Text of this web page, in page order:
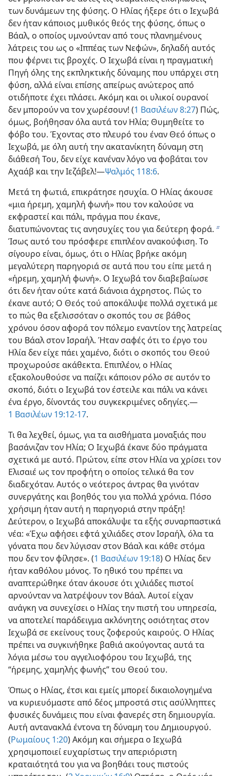
των δυνάμεων της φύσης. Ο Ηλίας ήξερε ότι ο Ιεχωβά
δεν ήταν κάποιος μυθικός θεός της φύσης, όπως ο
Βάαλ, ο οποίος υμνούνταν από τους πλανημένους
λάτρεις του ως ο «Ιππέας των Νεφών», δηλαδή αυτός
που φέρνει τις βροχές. Ο Ιεχωβά είναι η πραγματική
Πηγή όλης της εκπληκτικής δύναμης που υπάρχει στη
φύση, αλλά είναι επίσης απείρως ανώτερος από
οτιδήποτε έχει πλάσει. Ακόμη και οι υλικοί ουρανοί
δεν μπορούν να τον χωρέσουν! (1 Βασιλέων 8:27) Πώς,
όμως, βοήθησαν όλα αυτά τον Ηλία; Θυμηθείτε το
φόβο του. Έχοντας στο πλευρό του έναν Θεό όπως ο
Ιεχωβά, με όλη αυτή την ακατανίκητη δύναμη στη
διάθεσή Του, δεν είχε κανέναν λόγο να φοβάται τον
Αχαάβ και την Ιεζάβελ!​—Ψαλμός 118:6.
Μετά τη φωτιά, επικράτησε ησυχία. Ο Ηλίας άκουσε
«μια ήρεμη, χαμηλή φωνή» που τον καλούσε να
εκφραστεί και πάλι, πράγμα που έκανε,
διατυπώνοντας τις ανησυχίες του για δεύτερη φορά. b
Ίσως αυτό του πρόσφερε επιπλέον ανακούφιση. Το
σίγουρο είναι, όμως, ότι ο Ηλίας βρήκε ακόμη
μεγαλύτερη παρηγοριά σε αυτά που του είπε μετά η
«ήρεμη, χαμηλή φωνή». Ο Ιεχωβά τον διαβεβαίωσε
ότι δεν ήταν ούτε κατά διάνοια άχρηστος. Πώς το
έκανε αυτό; Ο Θεός τού αποκάλυψε πολλά σχετικά με
το πώς θα εξελισσόταν ο σκοπός του σε βάθος
χρόνου όσον αφορά τον πόλεμο εναντίον της λατρείας
του Βάαλ στον Ισραήλ. Ήταν σαφές ότι το έργο του
Ηλία δεν είχε πάει χαμένο, διότι ο σκοπός του Θεού
προχωρούσε ακάθεκτα. Επιπλέον, ο Ηλίας
εξακολουθούσε να παίζει κάποιον ρόλο σε αυτόν το
σκοπό, διότι ο Ιεχωβά τον έστειλε και πάλι να κάνει
ένα έργο, δίνοντάς του συγκεκριμένες οδηγίες.​—
1 Βασιλέων 19:12-17.
Τι θα λεχθεί, όμως, για τα αισθήματα μοναξιάς που
βασάνιζαν τον Ηλία; Ο Ιεχωβά έκανε δύο πράγματα
σχετικά με αυτό. Πρώτον, είπε στον Ηλία να χρίσει τον
Ελισαιέ ως τον προφήτη ο οποίος τελικά θα τον
διαδεχόταν. Αυτός ο νεότερος άντρας θα γινόταν
συνεργάτης και βοηθός του για πολλά χρόνια. Πόσο
χρήσιμη ήταν αυτή η παρηγοριά στην πράξη!
Δεύτερον, ο Ιεχωβά αποκάλυψε τα εξής συναρπαστικά
νέα: «Έχω αφήσει εφτά χιλιάδες στον Ισραήλ, όλα τα
γόνατα που δεν λύγισαν στον Βάαλ και κάθε στόμα
που δεν τον φίλησε». (1 Βασιλέων 19:18) Ο Ηλίας δεν
ήταν καθόλου μόνος. Το ηθικό του πρέπει να
αναπτερώθηκε όταν άκουσε ότι χιλιάδες πιστοί
αρνούνταν να λατρέψουν τον Βάαλ. Αυτοί είχαν
ανάγκη να συνεχίσει ο Ηλίας την πιστή του υπηρεσία,
να αποτελεί παράδειγμα ακλόνητης οσιότητας στον
Ιεχωβά σε εκείνους τους ζοφερούς καιρούς. Ο Ηλίας
πρέπει να συγκινήθηκε βαθιά ακούγοντας αυτά τα
λόγια μέσω του αγγελιοφόρου του Ιεχωβά, της
“ήρεμης, χαμηλής φωνής” του Θεού του.
Όπως ο Ηλίας, έτσι και εμείς μπορεί δικαιολογημένα
να κυριευόμαστε από δέος μπροστά στις ασύλληπτες
φυσικές δυνάμεις που είναι φανερές στη δημιουργία.
Αυτή αντανακλά έντονα τη δύναμη του Δημιουργού.
(Ρωμαίους 1:20) Ακόμη και σήμερα ο Ιεχωβά
χρησιμοποιεί ευχαρίστως την απεριόριστη
κραταιότητά του για να βοηθάει τους πιστούς